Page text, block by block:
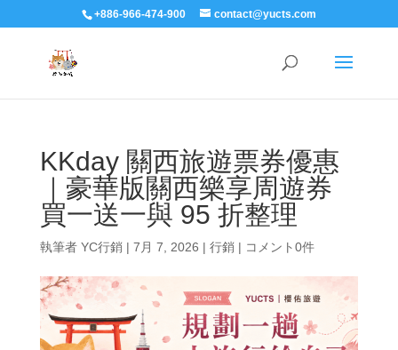
+886-966-474-900 contact@yucts.com
KKday 關西旅遊票券優惠
｜豪華版關西樂享周遊券
買一送一與 95 折整理
執筆者 YC行銷| 7月 7, 2026 | 行銷| コメント0件